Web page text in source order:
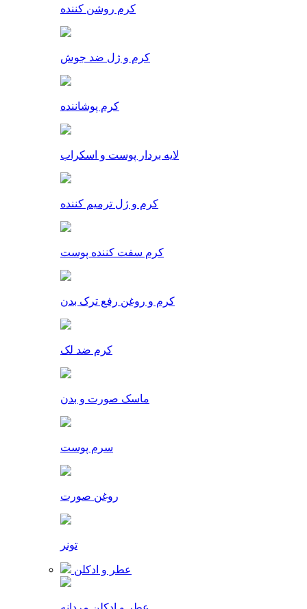
کرم روشن کننده
کرم و ژل ضد جوش
کرم پوشاننده
لایه بردار پوست و اسکراب
کرم و ژل ترمیم کننده
کرم سفت کننده پوست
کرم و روغن رفع ترک بدن
کرم ضد لک
ماسک صورت و بدن
سرم پوست
روغن صورت
تونر
عطر و ادکلن